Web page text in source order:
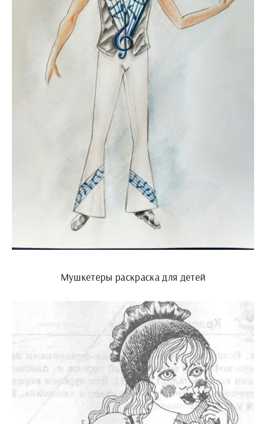
Мушкетеры раскраска для детей